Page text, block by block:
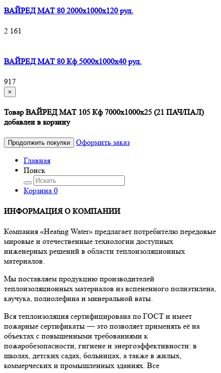
ВАЙРЕД МАТ 80 2000x1000x120 рул.
2 161
ВАЙРЕД МАТ 80 Кф 5000x1000x40 рул.
917
×
Товар ВАЙРЕД МАТ 105 Кф 7000х1000х25 (21 ПАЧ/ПАЛ)
добавлен в корзину
Продолжить покупки
Оформить заказ
Главная
Поиск
Корзина 0
ИНФОРМАЦИЯ О КОМПАНИИ
Компания «Heating Water» предлагает потребителю передовые
мировые и отечественные технологии доступных
инженерных решений в области теплоизоляционных
материалов.
Мы поставляем продукцию производителей
теплоизоляционных материалов из вспененного полиэтилена,
каучука, полиолефина и минеральной ваты.
Вся теплоизоляция сертифицирована по ГОСТ и имеет
пожарные сертификаты — это позволяет применять её на
объектах с повышенными требованиями к
пожаробезопасности, гигиене и энергоэффективности: в
школах, детских садах, больницах, а также в жилых,
коммерческих и промышленных зданиях. Все